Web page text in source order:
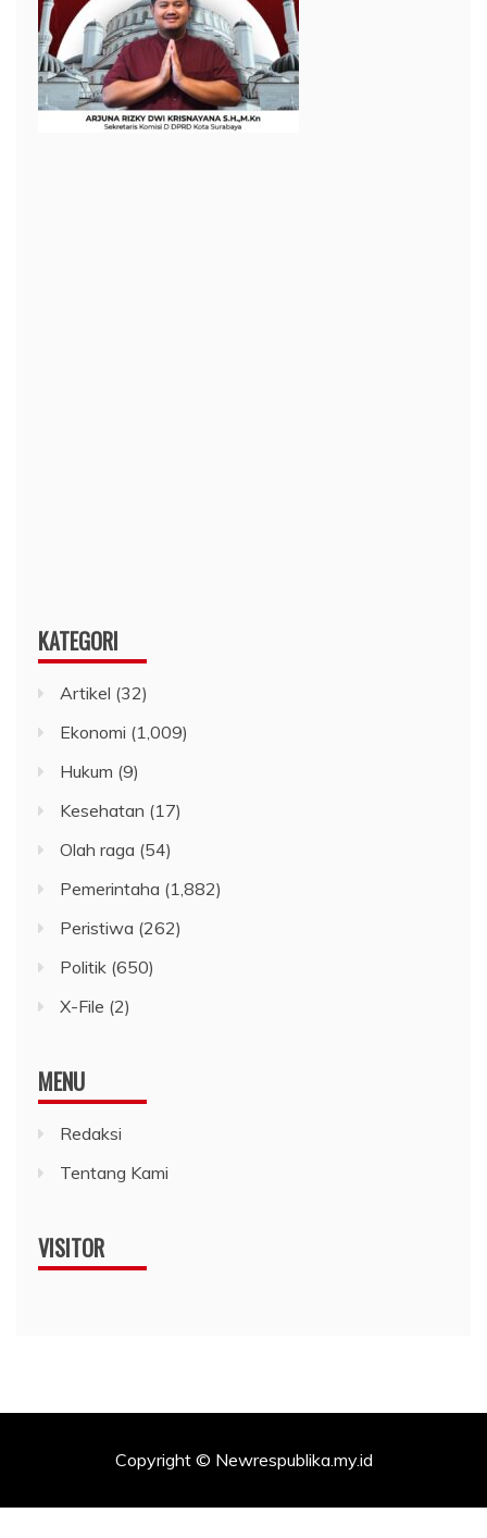
KATEGORI
Artikel (32)
Ekonomi (1,009)
Hukum (9)
Kesehatan (17)
Olah raga (54)
Pemerintaha (1,882)
Peristiwa (262)
Politik (650)
X-File (2)
MENU
Redaksi
Tentang Kami
VISITOR
Copyright © Newrespublika.my.id